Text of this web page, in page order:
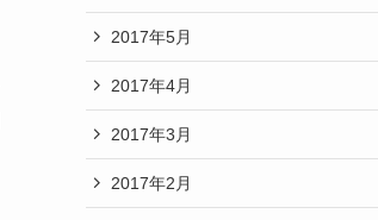
2017年5月
2017年4月
2017年3月
2017年2月